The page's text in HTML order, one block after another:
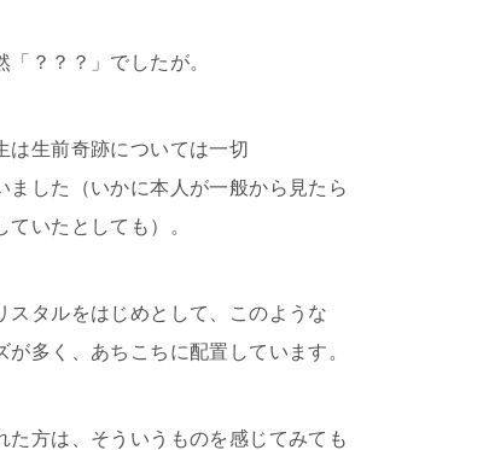
「？？？」でしたが。
は生前奇跡については一切
ました（いかに本人が一般から見たら
ていたとしても）。
スタルをはじめとして、このような
が多く、あちこちに配置しています。
た方は、そういうものを感じてみても